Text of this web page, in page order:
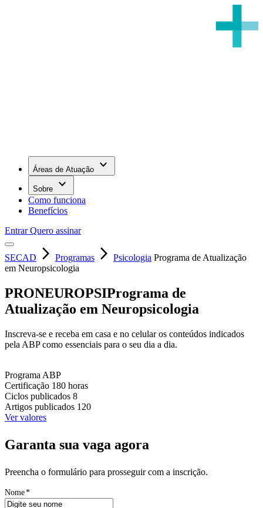
Áreas de Atuação keyboard_arrow_down
Sobre keyboard_arrow_down
Como funciona
Benefícios
EntrarQuero assinar
SECAD arrow_forward_ios Programas arrow_forward_ios Psicologia Programa de Atualização
em Neuropsicologia
PRONEUROPSIPrograma de
Atualização em Neuropsicologia
Inscreva-se e receba em casa e no celular os conteúdos indicados
pela ABP como essenciais para o seu dia a dia.
Programa ABP
Certificação 180 horas
Ciclos publicados 8
Artigos publicados 120
Ver valores
Garanta sua vaga agora
Preencha o formulário para prosseguir com a inscrição.
Nome*